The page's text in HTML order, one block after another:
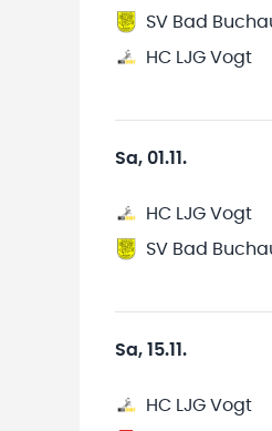
SV Bad
HC LJG Vogt
Sa, 01.11.
HC LJG Vogt
SV Bad
Sa, 15.11.
HC LJG Vogt